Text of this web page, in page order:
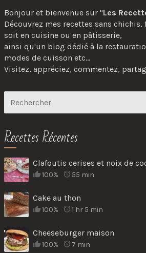
Bonjour et bienvenue sur "Les
Découvrez mes recettes sans
soit en cuisine ou en pâtisserie,
ainsi qu'un blog dédié à la
modes de cuisson etc...
Visitez, appréciez, commentez,
Recettes Récentes
Clafoutis cerises et noix de
100% 55 min
Cake au thon
100% 1 hr 5 min
Cheeseburger maison
100% 7 min